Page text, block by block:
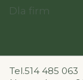
Dla firm
Tel.514 485 063